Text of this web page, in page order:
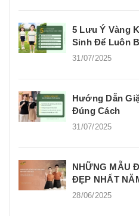
5 Lưu Ý Vàng
Sinh Để Luôn
31/07/2025
Hướng Dẫn
Đúng Cách
31/07/2025
NHỮNG MẪU
ĐẸP NHẤT
28/06/2025